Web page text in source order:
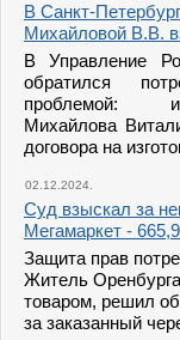
В Санкт-
Михайловой В.В.
В Управление
обратился
проблемой:
Михайлова
договора на
02.12.2024.
Суд взыскал за
Мегамаркет -
Защита прав
Житель
товаром, решил
за заказанный